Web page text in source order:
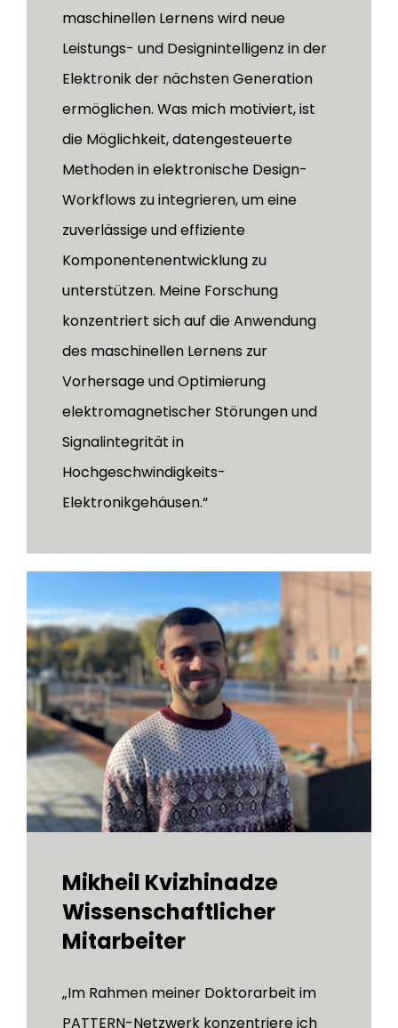
maschinellen Lernens wird neue
Leistungs- und Designintelligenz in der
Elektronik der nächsten Generation
ermöglichen. Was mich motiviert, ist
die Möglichkeit, datengesteuerte
Methoden in elektronische Design-
Workflows zu integrieren, um eine
zuverlässige und effiziente
Komponentenentwicklung zu
unterstützen. Meine Forschung
konzentriert sich auf die Anwendung
des maschinellen Lernens zur
Vorhersage und Optimierung
elektromagnetischer Störungen und
Signalintegrität in
Hochgeschwindigkeits-
Elektronikgehäusen.“
Mikheil Kvizhinadze
Wissenschaftlicher
Mitarbeiter
„Im Rahmen meiner Doktorarbeit im
PATTERN-Netzwerk konzentriere ich